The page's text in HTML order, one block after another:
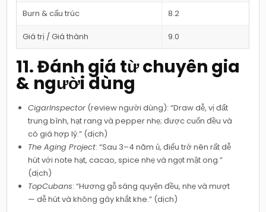
Burn & cấu trúc 8.2
Giá trị / Giá thành 9.0
11. Đánh giá từ chuyên gia
& người dùng
CigarInspector (review người dùng): “Draw dễ, vị đất
trung bình, hạt rang và pepper nhẹ; được cuốn đều và
có giá hợp lý.” (dịch)
The Aging Project: “Sau 3–4 năm ủ, điếu trở nên rất dễ
hút với note hạt, cacao, spice nhẹ và ngọt mật ong.”
(dịch)
TopCubans: “Hương gỗ sáng quyện đều, nhẹ và mượt
— dễ hút và không gây khắt khe.” (dịch)